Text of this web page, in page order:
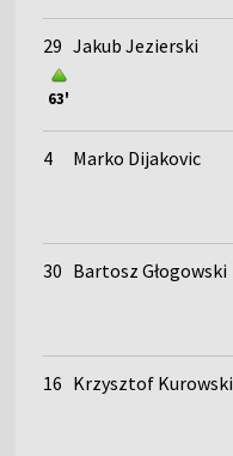
29 Jakub Jezierski
63'
4 Marko Dijakovic
30 Bartosz Głogowski
16 Krzysztof Kurowski